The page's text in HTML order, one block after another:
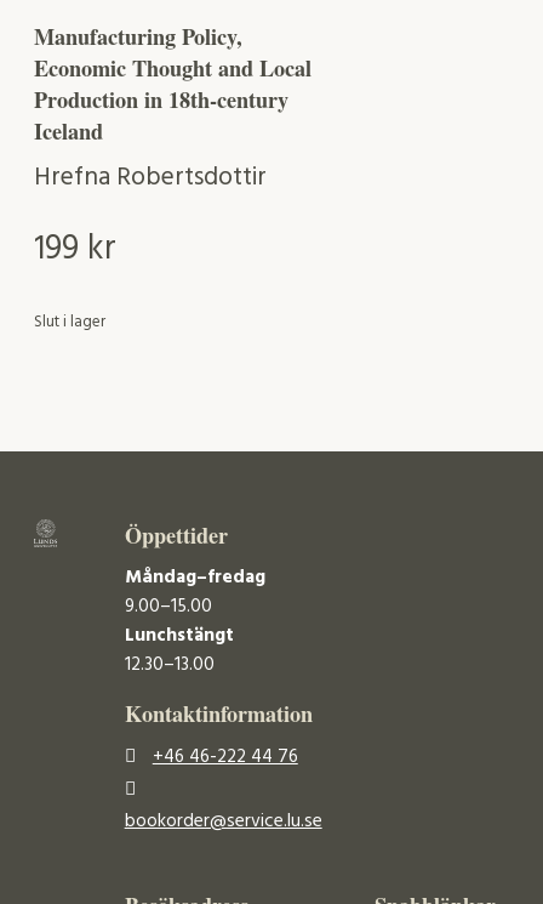
Manufacturing Policy,
Economic Thought and Local
Production in 18th-century
Iceland
Hrefna Robertsdottir
199 kr
Slut i lager
Öppettider
Måndag–fredag
9.00–15.00
Lunchstängt
12.30–13.00
Kontaktinformation
+46 46-222 44 76
bookorder@service.lu.se